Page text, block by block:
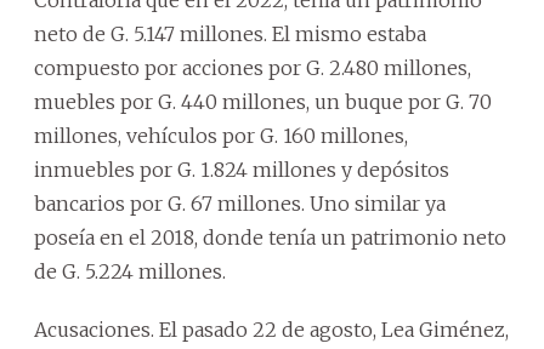
neto de G. 5.147 millones. El mismo estaba
compuesto por acciones por G. 2.480 millones,
muebles por G. 440 millones, un buque por G. 70
millones, vehículos por G. 160 millones,
inmuebles por G. 1.824 millones y depósitos
bancarios por G. 67 millones. Uno similar ya
poseía en el 2018, donde tenía un patrimonio neto
de G. 5.224 millones.
Acusaciones. El pasado 22 de agosto, Lea Giménez,